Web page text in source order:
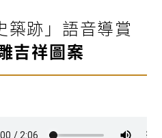
築跡」語音導賞
吉祥圖案